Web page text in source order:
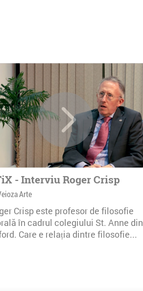
- Interviu Roger Crisp
Arte
Crisp este profesor de filosofie
în cadrul colegiului St. Anne din
Care e relația dintre filosofie...